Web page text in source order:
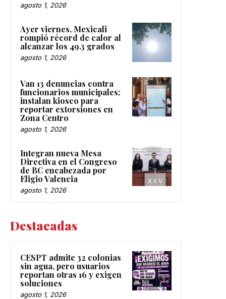
agosto 1, 2026
Ayer viernes, Mexicali
rompió récord de calor al
alcanzar los 49.3 grados
agosto 1, 2026
Van 13 denuncias contra
funcionarios municipales;
instalan kiosco para
reportar extorsiones en
Zona Centro
agosto 1, 2026
Integran nueva Mesa
Directiva en el Congreso
de BC encabezada por
Eligio Valencia
agosto 1, 2026
Destacadas
CESPT admite 32 colonias
sin agua, pero usuarios
reportan otras 16 y exigen
soluciones
agosto 1, 2026